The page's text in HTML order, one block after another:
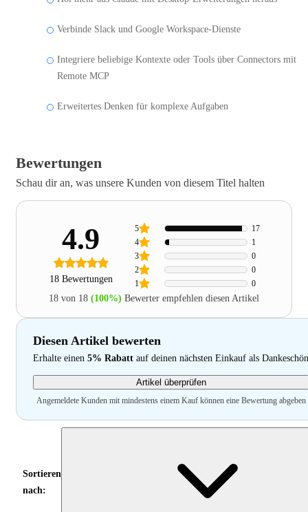
Verbinde Slack und Google Workspace-Dienste
Integriere beliebige Kontexte oder Tools über Connectors mit
Remote MCP
Erweitertes Denken für komplexe Aufgaben
Bewertungen
Schau dir an, was unsere Kunden von diesem Titel halten
4.9
18 Bewertungen 1 0
2 0
3 0
4 1
5 17
18 von 18 (100%) Bewerter empfehlen diesen Artikel
Diesen Artikel bewerten
Erhalte einen 5% Rabatt auf deinen nächsten Einkauf als Dankeschön
Artikel überprüfen
Angemeldete Kunden mit mindestens einem Kauf können eine Bewertung abgeben
Sortieren
nach: